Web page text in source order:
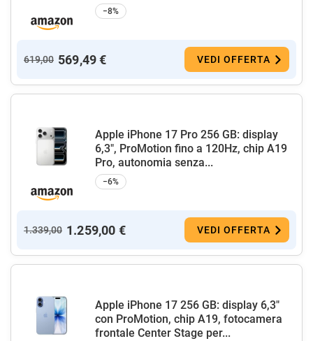
−8%
619,00 569,49 € VEDI OFFERTA
Apple iPhone 17 Pro 256 GB: display
6,3", ProMotion fino a 120Hz, chip A19
Pro, autonomia senza...
−6%
1.339,00 1.259,00 € VEDI OFFERTA
Apple iPhone 17 256 GB: display 6,3"
con ProMotion, chip A19, fotocamera
frontale Center Stage per...